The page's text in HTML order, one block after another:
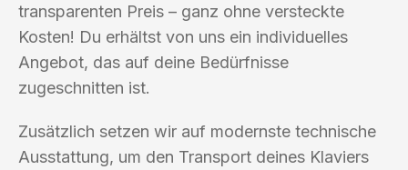
transparenten Preis – ganz ohne versteckte
Kosten! Du erhältst von uns ein individuelles
Angebot, das auf deine Bedürfnisse
zugeschnitten ist.
Zusätzlich setzen wir auf modernste technische
Ausstattung, um den Transport deines Klaviers